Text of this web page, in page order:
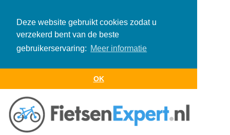
Deze website gebruikt cookies zodat u
verzekerd bent van de beste
gebruikerservaring: Meer informatie
OK